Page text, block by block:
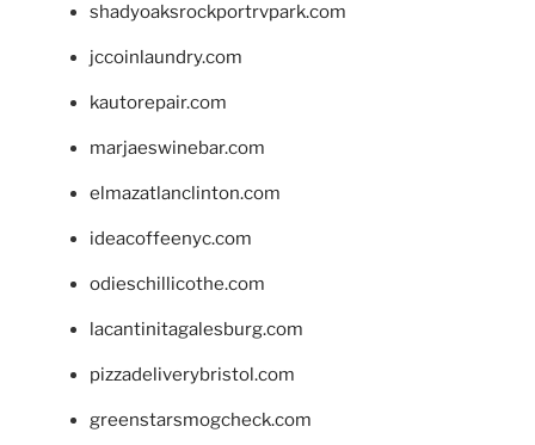
shadyoaksrockportrvpark.com
jccoinlaundry.com
kautorepair.com
marjaeswinebar.com
elmazatlanclinton.com
ideacoffeenyc.com
odieschillicothe.com
lacantinitagalesburg.com
pizzadeliverybristol.com
greenstarsmogcheck.com